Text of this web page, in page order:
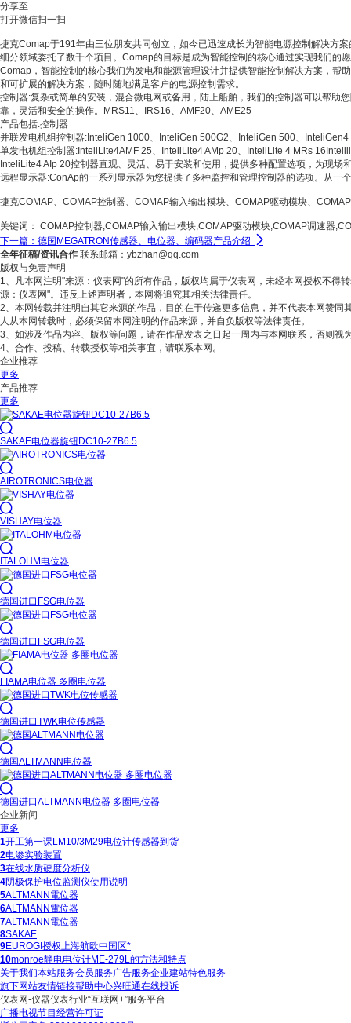
分享至
打开微信扫一扫
捷克Comap于191年由三位朋友共同创立，如今已迅速成长为智能电源控制解决方
细分领域委托了数千个项目。Comap的目标是成为智能控制的核心通过实现我们的
Comap，智能控制的核心我们为发电和能源管理设计并提供智能控制解决方案，帮
和可扩展的解决方案，随时随地满足客户的电源控制需求。
控制器:复杂或简单的安装，混合微电网或备用，陆上船舶，我们的控制器可以帮助
靠，灵活和安全的操作。MRS11、IRS16、AMF20、AME25
产品包括:控制器
并联发电机组控制器:InteliGen 1000、InteliGen 500G2、InteliGen 500、InteliGen4
单发电机组控制器:InteliLite4AMF 25、InteliLite4 AMp 20、InteliLite 4 MRs
InteliLite4 AIp 20控制器直观、灵活、易于安装和使用，提供多种配置选项，为现场
远程显示器:ConAp的一系列显示器为您提供了多种监控和管理控制器的选项。从
捷克COMAP、COMAP控制器、COMAP输入输出模块、COMAP驱动模块、
关键词： COMAP控制器,COMAP输入输出模块,COMAP驱动模块,COMAP调速器
下一篇：德国MEGATRON传感器、电位器、编码器产品介绍

全年征稿/资讯合作 联系邮箱：ybzhan@qq.com
版权与免责声明
1、凡本网注明"来源：仪表网"的所有作品，版权均属于仪表网，未经本网授权不
源：仪表网"。违反上述声明者，本网将追究其相关法律责任。
2、本网转载并注明自其它来源的作品，目的在于传递更多信息，并不代表本网赞
人从本网转载时，必须保留本网注明的作品来源，并自负版权等法律责任。
3、如涉及作品内容、版权等问题，请在作品发表之日起一周内与本网联系，否则视
4、合作、投稿、转载授权等相关事宜，请联系本网。
企业推荐
更多
产品推荐
更多

SAKAE电位器旋钮DC10-27B6.5

AIROTRONICS电位器

VISHAY电位器

ITALOHM电位器

德国进口FSG电位器

德国进口FSG电位器

FIAMA电位器 多圈电位器

德国进口TWK电位传感器

德国ALTMANN电位器

德国进口ALTMANN电位器 多圈电位器
企业新闻
更多
1开工第一课LM10/3M29电位计传感器到货
2电渗实验装置
3在线水质硬度分析仪
4阴极保护电位监测仪使用说明
5ALTMANN電位器
6ALTMANN電位器
7ALTMANN電位器
8SAKAE
9EUROGI授权上海航欧中国区*
10monroe静电电位计ME-279L的方法和特点
关于我们本站服务会员服务广告服务企业建站特色服务
旗下网站友情链接帮助中心兴旺通在线投诉
仪表网-仪器仪表行业“互联网+”服务平台
广播电视节目经营许可证